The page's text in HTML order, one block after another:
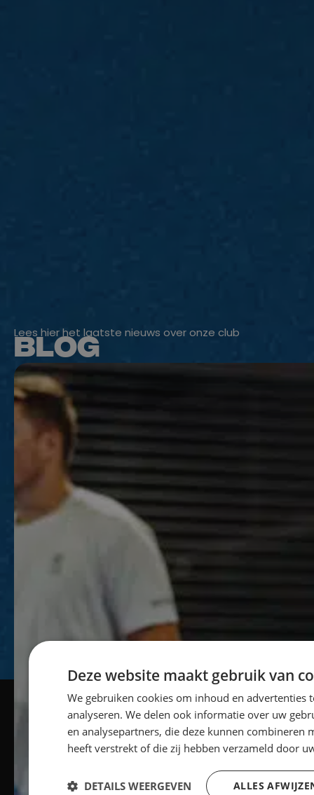
Lees hier het laatste nieuws over onze club
Blog
Deze website maakt gebruik van
We gebruiken cookies om inhoud en advertenties
analyseren. We delen ook informatie over uw
en analysepartners, die deze kunnen combineren
heeft verstrekt of die zij hebben verzameld door
ALLES
DETAILS WEERGEVEN